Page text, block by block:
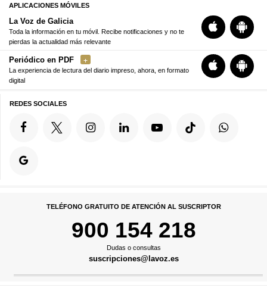
APLICACIONES MÓVILES
La Voz de Galicia
Toda la información en tu móvil. Recibe notificaciones y no te
pierdas la actualidad más relevante
Periódico en PDF
La experiencia de lectura del diario impreso, ahora, en formato
digital
REDES SOCIALES
TELÉFONO GRATUITO DE ATENCIÓN AL SUSCRIPTOR
900 154 218
Dudas o consultas
suscripciones@lavoz.es